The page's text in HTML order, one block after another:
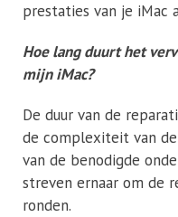
prestaties van je iMac
Hoe lang duurt het
mijn iMac?
De duur van de
de complexiteit van
van de benodigde
streven ernaar om de
ronden.